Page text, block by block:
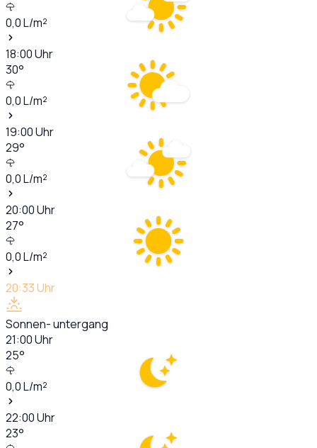
0,0L/m²
18:00Uhr
30°
0,0L/m²
19:00Uhr
29°
0,0L/m²
20:00Uhr
27°
0,0L/m²
20:33Uhr
Sonnen- untergang
21:00Uhr
25°
0,0L/m²
22:00Uhr
23°